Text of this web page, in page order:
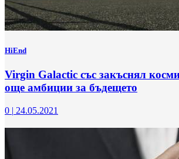
HiEnd
Virgin Galactic със закъснял
още амбиции за бъдещето
0 | 24.05.2021